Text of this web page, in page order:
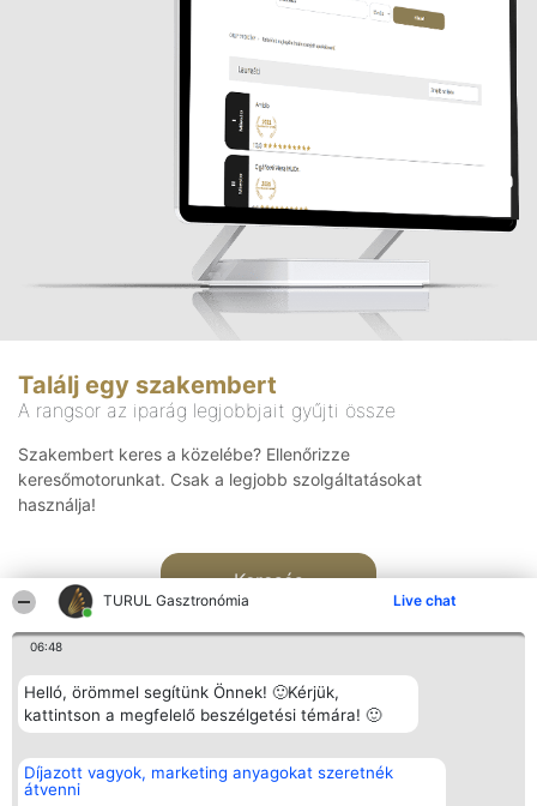
TURUL Gasztronómia Live chat
06:48
Helló, örömmel segítünk Önnek! 🙂Kérjük,
kattintson a megfelelő beszélgetési témára! 🙂
Díjazott vagyok, marketing anyagokat szeretnék
átvenni
Találj egy szakembert
A rangsor az iparág legjobbjait gyűjti össze
Szakembert keres a közelébe? Ellenőrizze
keresőmotorunkat. Csak a legjobb szolgáltatásokat
használja!
Keresés
Rangsorszervező
SC Beautiful Company S.R.L.
Bulevardul Aleea Timișul De
Népszavazás
Nyertesek
Elérhetőség
Elérhetőség